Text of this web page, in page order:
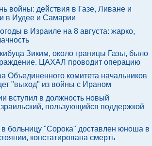
войны: действия в Газе, Ливане и
в Иудее и Самарии
в Израиле на 8 августа: жарко,
Зиким, около границы Газы, было
ЦАХАЛ проводит операцию
Объединенного комитета начальников
"выход" из войны с Ираном
вступил в должность новый
пользующийся поддержкой
больницу "Сорока" доставлен юноша в
констатирована смерть